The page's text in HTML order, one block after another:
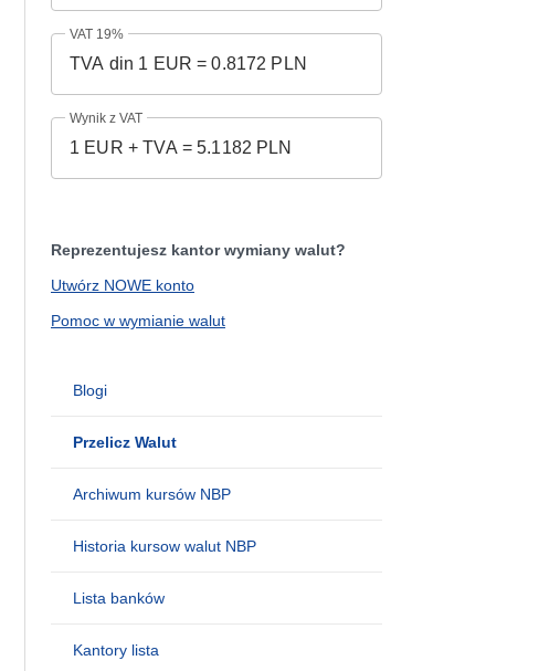
VAT 19%
Wynik z VAT
Reprezentujesz kantor wymiany walut?
Utwórz NOWE konto
Pomoc w wymianie walut
Blogi
Przelicz Walut
Archiwum kursów NBP
Historia kursow walut NBP
Lista banków
Kantory lista